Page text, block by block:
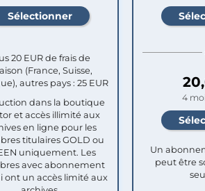
20 EUR de frais de
(France, Suisse,
autres pays : 25 EUR
dans la boutique
et accès illimité aux
en ligne pour les
titulaires GOLD ou
uniquement. Les
avec abonnement
ont un accès limité aux
4
Un
peut être